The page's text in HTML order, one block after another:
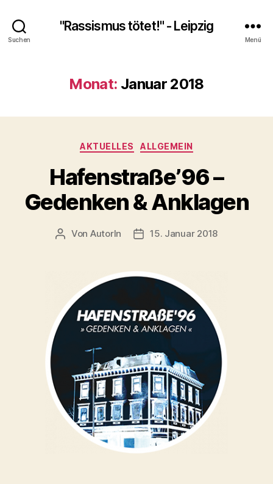
Suchen
"Rassismus tötet!" - Leipzig
Menü
Monat: Januar 2018
Kategorien
AKTUELLES ALLGEMEIN
Hafenstraße’96 –
Gedenken & Anklagen
Beitragsautor
Von AutorIn Veröffentlichungsdatum
15. Januar 2018